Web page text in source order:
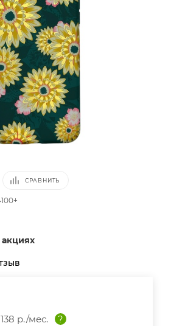
СРАВНИТЬ
акциях
138 р./мес.
?